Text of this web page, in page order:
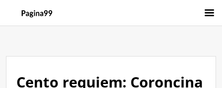
Cento requiem: Coroncina